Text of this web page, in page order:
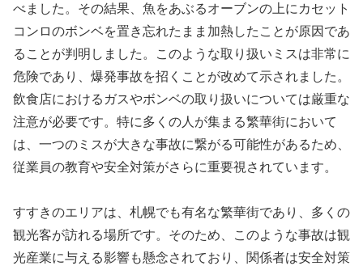
べました。その結果、魚をあぶるオーブンの上にカセット
コンロのボンベを置き忘れたまま加熱したことが原因であ
ることが判明しました。このような取り扱いミスは非常に
危険であり、爆発事故を招くことが改めて示されました。
飲食店におけるガスやボンベの取り扱いについては厳重な
注意が必要です。特に多くの人が集まる繁華街において
は、一つのミスが大きな事故に繋がる可能性があるため、
従業員の教育や安全対策がさらに重要視されています。
すすきのエリアは、札幌でも有名な繁華街であり、多くの
観光客が訪れる場所です。そのため、このような事故は観
光産業に与える影響も懸念されており、関係者は安全対策